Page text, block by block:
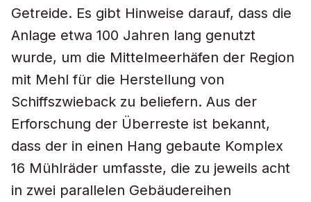
Getreide. Es gibt Hinweise darauf, dass die
Anlage etwa 100 Jahren lang genutzt
wurde, um die Mittelmeerhäfen der Region
mit Mehl für die Herstellung von
Schiffszwieback zu beliefern. Aus der
Erforschung der Überreste ist bekannt,
dass der in einen Hang gebaute Komplex
16 Mühlräder umfasste, die zu jeweils acht
in zwei parallelen Gebäudereihen